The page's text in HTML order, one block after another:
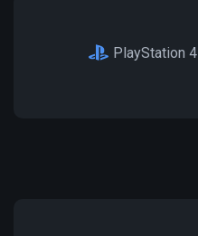
PlayStation 4